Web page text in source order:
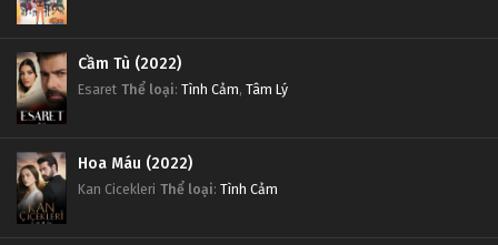
Cầm Tù (2022)
Esaret Thể loại: Tình Cảm, Tâm Lý
Hoa Máu (2022)
Kan Cicekleri Thể loại: Tình Cảm